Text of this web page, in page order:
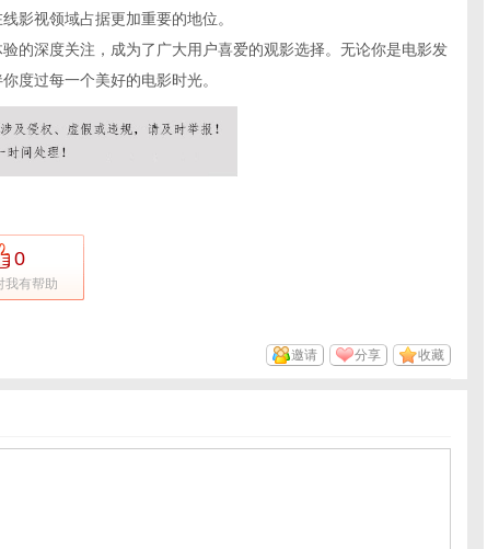
影视领域占据更加重要的地位。
的深度关注，成为了广大用户喜爱的观影选择。无论你是电影发
度过每一个美好的电影时光。
0
我有帮助
收藏
分享
邀请